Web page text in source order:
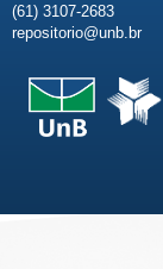
(61) 3107-2683
repositorio@unb.br